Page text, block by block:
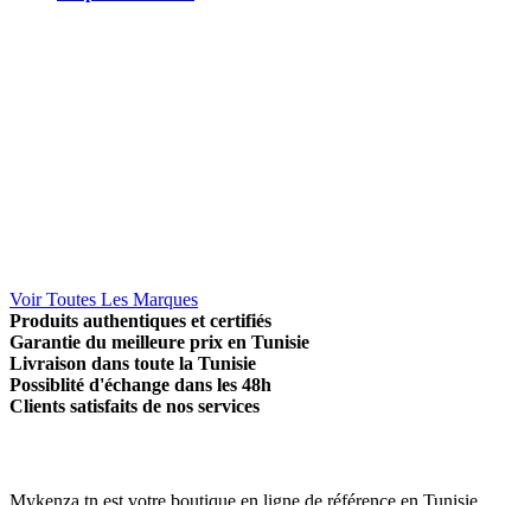
Voir Toutes Les Marques
Produits authentiques et certifiés
Garantie du meilleure prix en Tunisie
Livraison dans toute la Tunisie
Possiblité d'échange dans les 48h
Clients satisfaits de nos services
Mykenza.tn est votre boutique en ligne de référence en Tunisie.